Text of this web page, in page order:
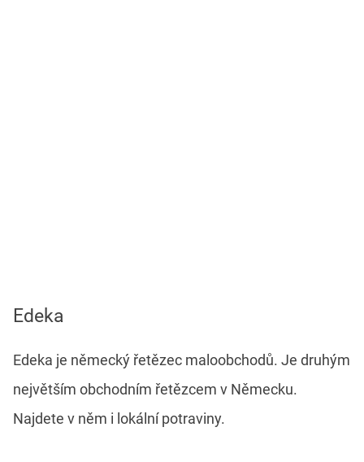
Edeka
Edeka je německý řetězec maloobchodů. Je druhým
největším obchodním řetězcem v Německu.
Najdete v něm i lokální potraviny.